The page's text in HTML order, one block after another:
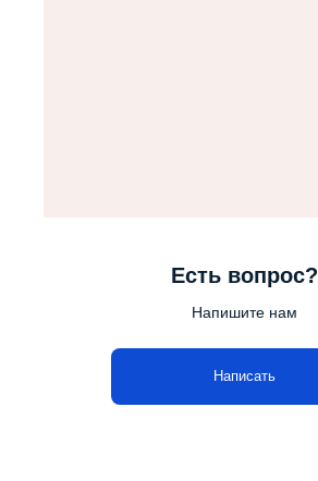
Есть вопрос?
Напишите нам
Написать